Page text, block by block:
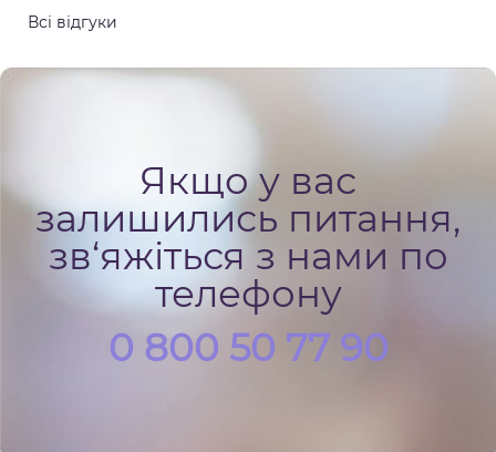
хочу відмітити , що в клініці дуже чисто та
пацієнта.
Всі відгуки
Якщо у вас
залишились питання,
зв‘яжіться з нами по
телефону
0 800 50 77 90